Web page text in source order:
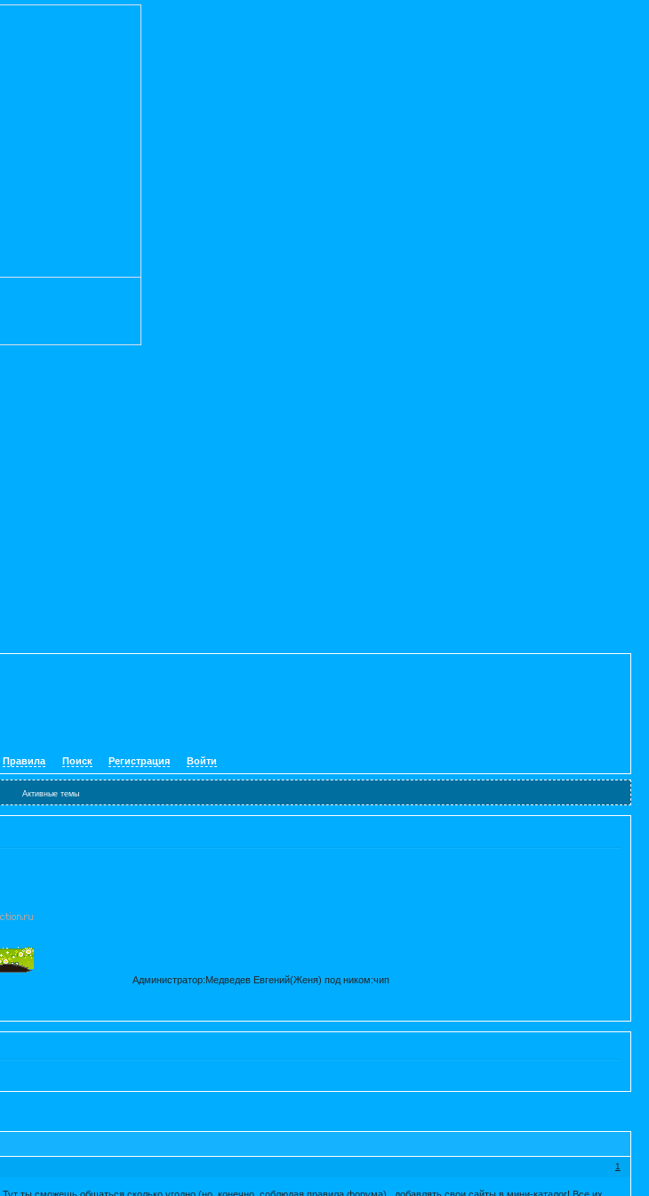
Правила Поиск Регистрация Войти
Активные темы
Администратор:Медведев Евгений(Женя) под ником:чип
1